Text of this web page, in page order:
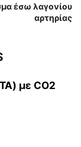
έσω λαγονίου
αρτηρίας
με CO2